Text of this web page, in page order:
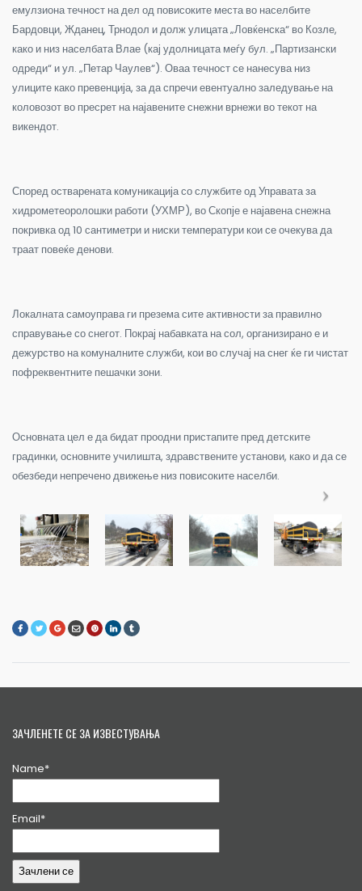
емулзиона течност на дел од повисоките места во населбите
Бардовци, Жданец, Трнодол и долж улицата „Ловќенска“ во Козле,
како и низ населбата Влае (кај удолницата меѓу бул. „Партизански
одреди“ и ул. „Петар Чаулев“). Оваа течност се нанесува низ
улиците како превенција, за да спречи евентуално заледување на
коловозот во пресрет на најавените снежни врнежи во текот на
викендот.
Според остварената комуникација со службите од Управата за
хидрометеоролошки работи (УХМР), во Скопје е најавена снежна
покривка од 10 сантиметри и ниски температури кои се очекува да
траат повеќе денови.
Локалната самоуправа ги презема сите активности за правилно
справување со снегот. Покрај набавката на сол, организирано е и
дежурство на комуналните служби, кои во случај на снег ќе ги чистат
пофреквентните пешачки зони.
Основната цел е да бидат проодни пристапите пред детските
градинки, основните училишта, здравствените установи, како и да се
обезбеди непречено движење низ повисоките населби.
ЗАЧЛЕНЕТЕ СЕ ЗА ИЗВЕСТУВАЊА
Name*
Email*